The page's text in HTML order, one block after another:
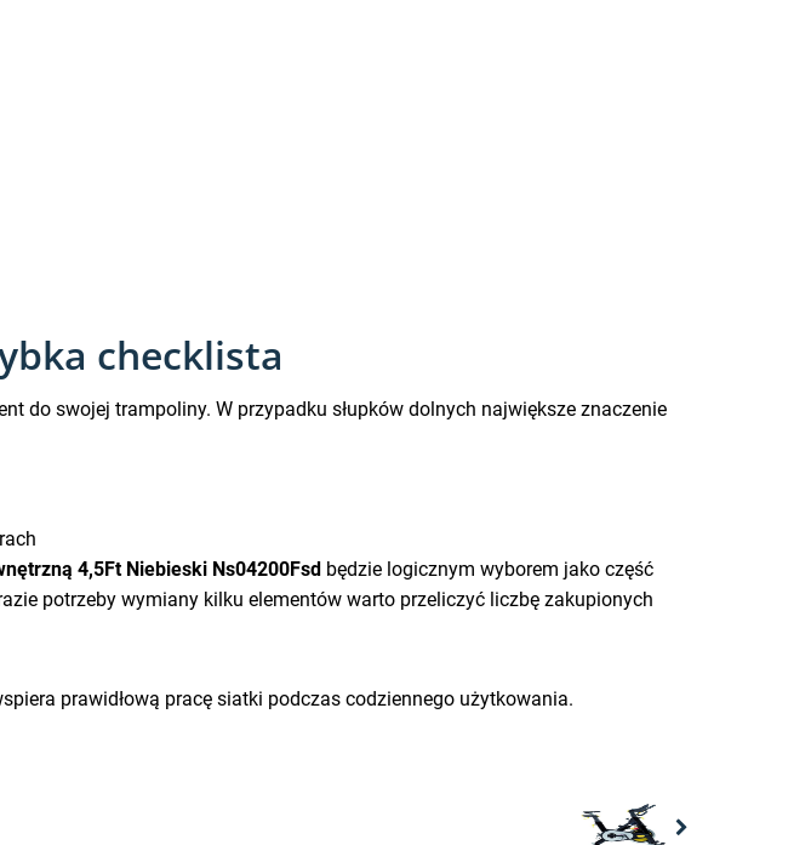
checklista
do swojej trampoliny. W przypadku słupków dolnych największe znaczenie
4,5Ft Niebieski Ns04200Fsd będzie logicznym wyborem jako część
potrzeby wymiany kilku elementów warto przeliczyć liczbę zakupionych
prawidłową pracę siatki podczas codziennego użytkowania.